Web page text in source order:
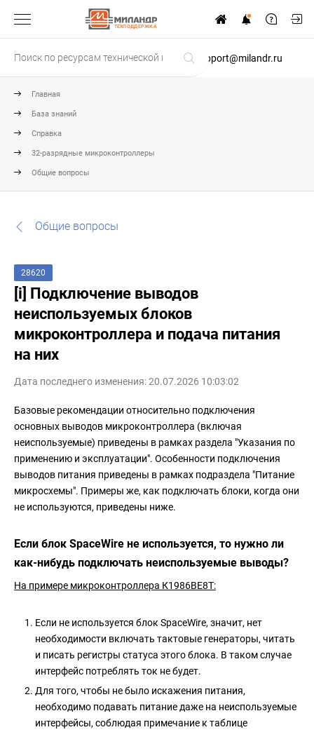
ТЕХПОДДЕРЖКА
support@milandr.ru
Главная
База знаний
Справка
32-разрядные микроконтроллеры
Общие вопросы
Общие вопросы
28620
[i] Подключение выводов
неиспользуемых блоков
микроконтроллера и подача питания
на них
Дата последнего изменения: 20.07.2026 10:03:02
Базовые рекомендации относительно подключения
основных выводов микроконтроллера (включая
неиспользуемые) приведены в рамках раздела "Указания по
применению и эксплуатации". Особенности подключения
выводов питания приведены в рамках подраздела "Питание
микросхемы". Примеры же, как подключать блоки, когда они
не используются, приведены ниже.
Если блок SpaceWire не используется, то нужно ли
как-нибудь подключать неиспользуемые выводы?
На примере микроконтроллера К1986ВЕ8Т:
Если не используется блок SpaceWire, значит, нет
необходимости включать тактовые генераторы, читать
и писать регистры статуса этого блока. В таком случае
интерфейс потреблять ток не будет.
Для того, чтобы не было искажения питания,
необходимо подавать питание даже на неиспользуемые
интерфейсы, соблюдая примечание к таблице